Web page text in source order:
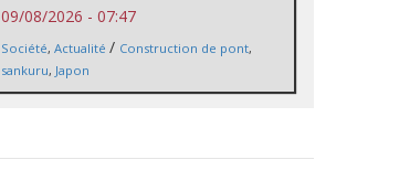
09/08/2026 - 07:47
Société, Actualité / Construction de pont,
sankuru, Japon